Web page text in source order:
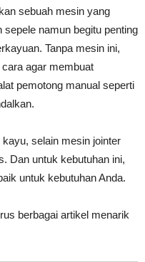
sebuah mesin yang
namun begitu penting
Tanpa mesin ini,
agar membuat
pemotong manual seperti
selain mesin jointer
Dan untuk kebutuhan ini,
untuk kebutuhan Anda.
berbagai artikel menarik